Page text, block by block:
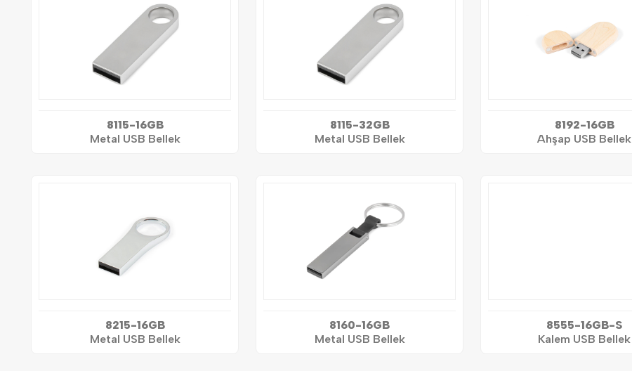
8115-16GB
Metal USB Bellek
8115-32GB
Metal USB Bellek
8192-16GB
Ahşap USB Bellek
8215-16GB
Metal USB Bellek
8160-16GB
Metal USB Bellek
8555-16GB-S
Kalem USB Bellek